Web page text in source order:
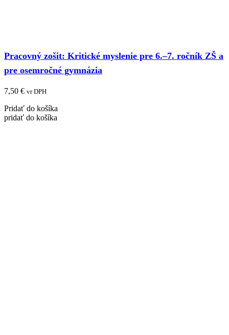
Pracovný zošit: Kritické myslenie pre 6.–7. ročník ZŠ a
pre osemročné gymnázia
7,50 € vr DPH
Pridať do košíka
pridať do košíka